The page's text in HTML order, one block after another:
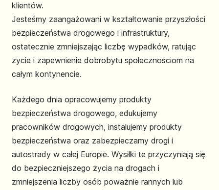
klientów.
Jesteśmy zaangażowani w kształtowanie przyszłości
bezpieczeństwa drogowego i infrastruktury,
ostatecznie zmniejszając liczbę wypadków, ratując
życie i zapewnienie dobrobytu społecznościom na
całym kontynencie.
Każdego dnia opracowujemy produkty
bezpieczeństwa drogowego, edukujemy
pracowników drogowych, instalujemy produkty
bezpieczeństwa oraz zabezpieczamy drogi i
autostrady w całej Europie. Wysiłki te przyczyniają się
do bezpieczniejszego życia na drogach i
zmniejszenia liczby osób poważnie rannych lub